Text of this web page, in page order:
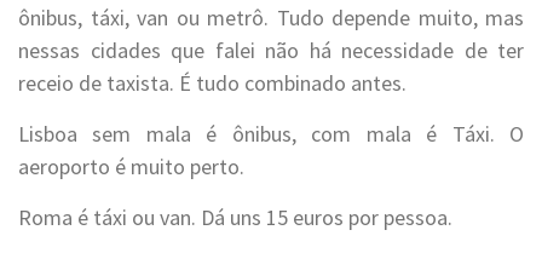
ônibus, táxi, van ou metrô. Tudo depende muito, mas
nessas cidades que falei não há necessidade de ter
receio de taxista. É tudo combinado antes.
Lisboa sem mala é ônibus, com mala é Táxi. O
aeroporto é muito perto.
Roma é táxi ou van. Dá uns 15 euros por pessoa.